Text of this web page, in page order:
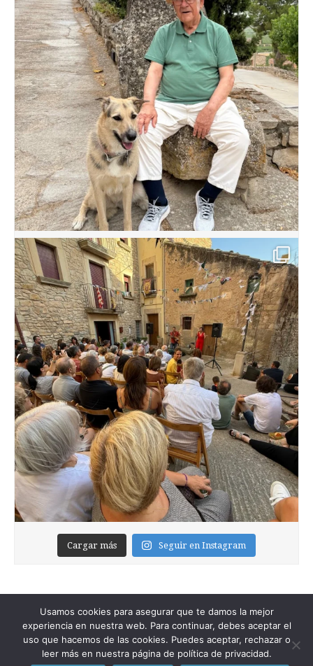
Cargar más Seguir en Instagram
Copyright © 2026 Foixblog . All Rights Reserved.
Usamos cookies para asegurar que te damos la mejor
experiencia en nuestra web. Para continuar, debes aceptar el
uso que hacemos de las cookies. Puedes aceptar, rechazar o
leer más en nuestra página de política de privacidad.